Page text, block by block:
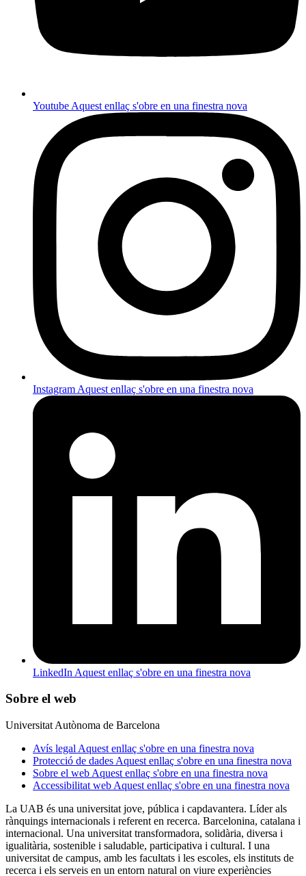
Youtube Aquest enllaç s'obre en una finestra nova
Instagram Aquest enllaç s'obre en una finestra nova
LinkedIn Aquest enllaç s'obre en una finestra nova
Sobre el web
Universitat Autònoma de Barcelona
Avís legal Aquest enllaç s'obre en una finestra nova
Protecció de dades Aquest enllaç s'obre en una finestra nova
Sobre el web Aquest enllaç s'obre en una finestra nova
Accessibilitat web Aquest enllaç s'obre en una finestra nova
La UAB és una universitat jove, pública i capdavantera. Líder als
rànquings internacionals i referent en recerca. Barcelonina, catalana i
internacional. Una universitat transformadora, solidària, diversa i
igualitària, sostenible i saludable, participativa i cultural. I una
universitat de campus, amb les facultats i les escoles, els instituts de
recerca i els serveis en un entorn natural on viure experiències